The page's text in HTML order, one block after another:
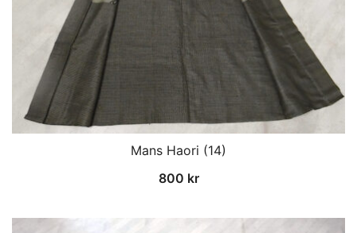
Mans Haori (14)
800 kr